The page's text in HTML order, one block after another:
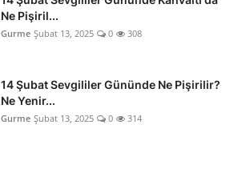
Ne Pişiril...
Gurme Şubat 13, 2025 0 308
14 Şubat Sevgililer Gününde Ne Pişirilir?
Ne Yenir...
Gurme Şubat 13, 2025 0 314